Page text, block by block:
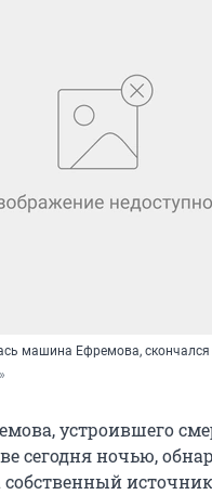
машина Ефремова,
устроившего
сегодня ночью,